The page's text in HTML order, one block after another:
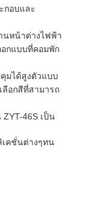
กอบและ
นหน้าต่างไฟฟ้า
อกแบบที่คอมพัก
มได้สูงตัวแบบ
ลือกสีที่สามารถ
46S เป็น
เคชั่นต่างๆทน